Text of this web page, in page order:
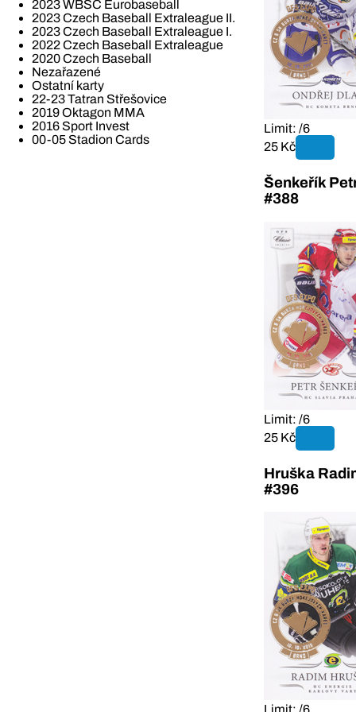
2023 WBSC Eurobaseball
2023 Czech Baseball Extraleague II.
2023 Czech Baseball Extraleague I.
2022 Czech Baseball Extraleague
2020 Czech Baseball
Nezařazené
Ostatní karty
22-23 Tatran Střešovice
2019 Oktagon MMA
2016 Sport Invest
00-05 Stadion Cards
Limit: /6
25 Kč
Šenkeřík
#388
Limit: /6
25 Kč
Hruška
#396